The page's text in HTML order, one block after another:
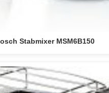
Stabmixer MSM6B150